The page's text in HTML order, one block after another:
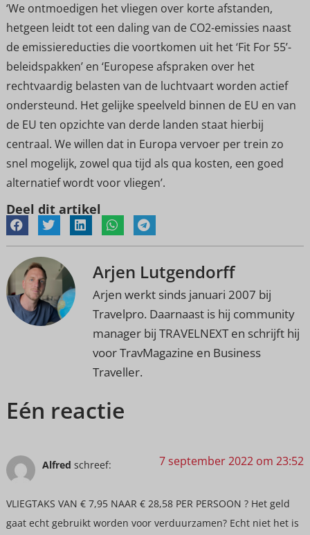
‘We ontmoedigen het vliegen over korte afstanden,
hetgeen leidt tot een daling van de CO2-emissies naast
de emissiereducties die voortkomen uit het ‘Fit For 55’-
beleidspakken’ en ‘Europese afspraken over het
rechtvaardig belasten van de luchtvaart worden actief
ondersteund. Het gelijke speelveld binnen de EU en van
de EU ten opzichte van derde landen staat hierbij
centraal. We willen dat in Europa vervoer per trein zo
snel mogelijk, zowel qua tijd als qua kosten, een goed
alternatief wordt voor vliegen’.
Deel dit artikel
Arjen Lutgendorff
Arjen werkt sinds januari 2007 bij
Travelpro. Daarnaast is hij community
manager bij TRAVELNEXT en schrijft hij
voor TravMagazine en Business
Traveller.
Eén reactie
Alfred schreef: 7 september 2022 om 23:52
VLIEGTAKS VAN € 7,95 NAAR € 28,58 PER PERSOON ? Het geld
gaat echt gebruikt worden voor verduurzamen? Echt niet het is